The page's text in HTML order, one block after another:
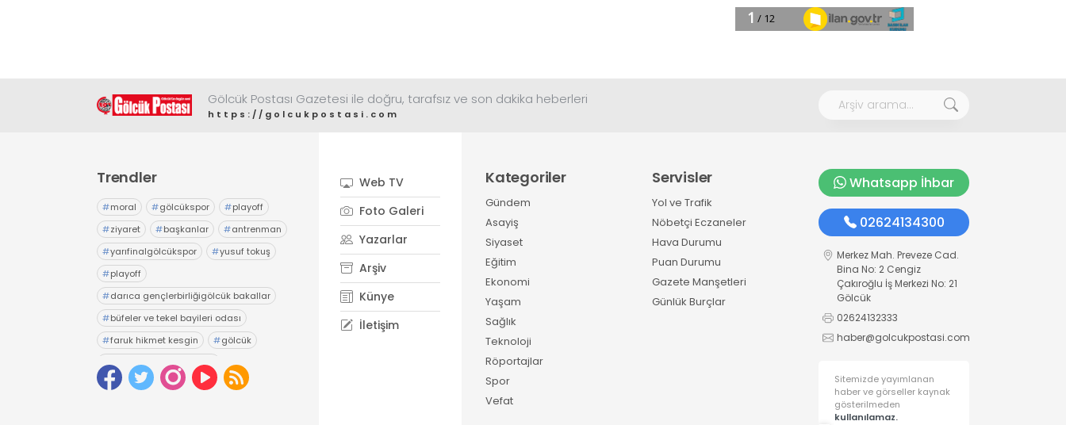
Gölcük Postası Gazetesi ile doğru, tarafsız ve son dakika heberleri
https://golcukpostasi.com
Trendler
#moral #gölcükspor #playoff
#ziyaret #başkanlar #antrenman
#yarıfinalgölcükspor #yusuf tokuş
#playoff
#darıca gençlerbirliğigölcük bakallar
#büfeler ve tekel bayileri odası
#faruk hikmet kesgin #gölcük
#gölcük belediyesiesnaf
# tuncay yıldız # seçim
Web TV
Foto Galeri
Yazarlar
Arşiv
Künye
İletişim
Kategoriler
Gündem
Asayiş
Siyaset
Eğitim
Ekonomi
Yaşam
Sağlık
Teknoloji
Röportajlar
Spor
Vefat
Servisler
Yol ve Trafik
Nöbetçi Eczaneler
Hava Durumu
Puan Durumu
Gazete Manşetleri
Günlük Burçlar
Whatsapp İhbar
02624134300
Merkez Mah. Preveze Cad.
Bina No: 2 Cengiz
Çakıroğlu İş Merkezi No: 21
Gölcük
02624132333
haber@golcukpostasi.com
Sitemizde yayımlanan
haber ve görseller kaynak
gösterilmeden
kullanılamaz.